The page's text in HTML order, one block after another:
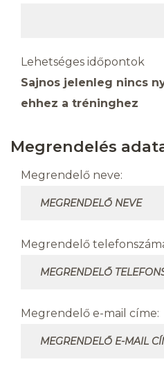
Lehetséges időpontok
Sajnos jelenleg nincs
ehhez a tréninghez
Megrendelés
Megrendelő neve:
Megrendelő
Megrendelő e-mail címe: